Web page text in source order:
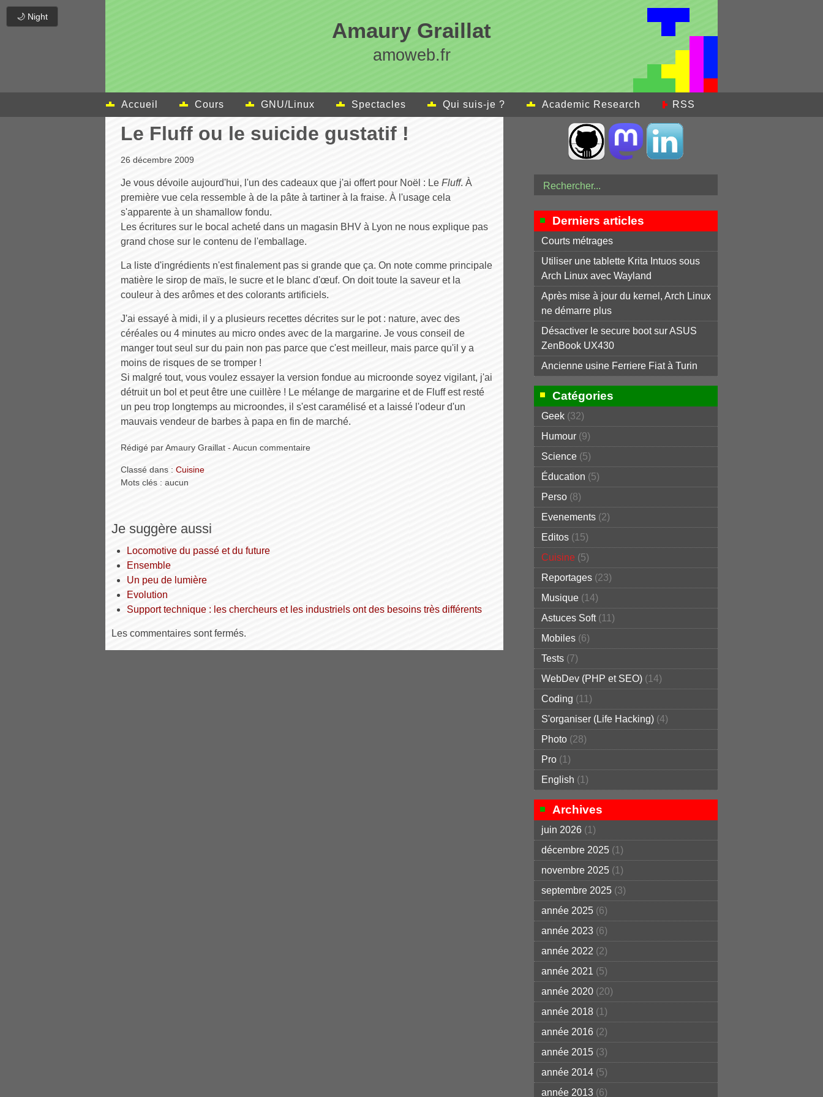
🌙 Night
Amaury Graillat
amoweb.fr
Accueil Cours GNU/Linux Spectacles Qui suis-je ? Academic Research RSS
Le Fluff ou le suicide gustatif !
26 décembre 2009
Je vous dévoile aujourd'hui, l'un des cadeaux que j'ai offert pour Noël : Le Fluff. À
première vue cela ressemble à de la pâte à tartiner à la fraise. À l'usage cela
s'apparente à un shamallow fondu.
Les écritures sur le bocal acheté dans un magasin BHV à Lyon ne nous explique pas
grand chose sur le contenu de l'emballage.
La liste d'ingrédients n'est finalement pas si grande que ça. On note comme principale
matière le sirop de maïs, le sucre et le blanc d'œuf. On doit toute la saveur et la
couleur à des arômes et des colorants artificiels.
J'ai essayé à midi, il y a plusieurs recettes décrites sur le pot : nature, avec des
céréales ou 4 minutes au micro ondes avec de la margarine. Je vous conseil de
manger tout seul sur du pain non pas parce que c'est meilleur, mais parce qu'il y a
moins de risques de se tromper !
Si malgré tout, vous voulez essayer la version fondue au microonde soyez vigilant, j'ai
détruit un bol et peut être une cuillère ! Le mélange de margarine et de Fluff est resté
un peu trop longtemps au microondes, il s'est caramélisé et a laissé l'odeur d'un
mauvais vendeur de barbes à papa en fin de marché.
Rédigé par Amaury Graillat - Aucun commentaire
Classé dans : Cuisine
Mots clés : aucun
Je suggère aussi
Locomotive du passé et du future
Ensemble
Un peu de lumière
Evolution
Support technique : les chercheurs et les industriels ont des besoins très différents
Les commentaires sont fermés.
Derniers articles
Courts métrages
Utiliser une tablette Krita Intuos sous
Arch Linux avec Wayland
Après mise à jour du kernel, Arch Linux
ne démarre plus
Désactiver le secure boot sur ASUS
ZenBook UX430
Ancienne usine Ferriere Fiat à Turin
Catégories
Geek (32)
Humour (9)
Science (5)
Éducation (5)
Perso (8)
Evenements (2)
Editos (15)
Cuisine (5)
Reportages (23)
Musique (14)
Astuces Soft(11)
Mobiles (6)
Tests (7)
WebDev (PHP et SEO) (14)
Coding (11)
S'organiser (Life Hacking) (4)
Photo (28)
Pro (1)
English (1)
Archives
juin 2026 (1)
décembre 2025 (1)
novembre 2025 (1)
septembre 2025 (3)
année 2025 (6)
année 2023 (6)
année 2022 (2)
année 2021 (5)
année 2020 (20)
année 2018 (1)
année 2016 (2)
année 2015 (3)
année 2014 (5)
année 2013 (6)